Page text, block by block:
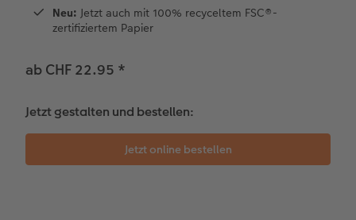
Webinare
Coffeetable Book «Art Collection»
CEWE FOTOBUCH per PDF
Gallery Print
Wandgestaltung
Zubehör
Geschenkidee
Neuheiten
Neu: Jetzt auch mit 100% recyceltem FSC®-
zertifiziertem Papier
ab CHF 22.95 *
Jetzt gestalten und bestellen: